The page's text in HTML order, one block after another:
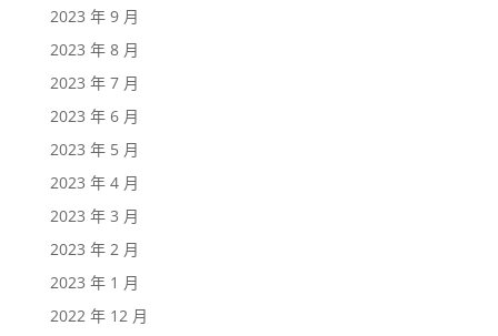
2023 年 9 月
2023 年 8 月
2023 年 7 月
2023 年 6 月
2023 年 5 月
2023 年 4 月
2023 年 3 月
2023 年 2 月
2023 年 1 月
2022 年 12 月